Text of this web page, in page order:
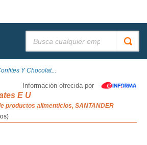
Y Chocolat...
Información ofrecida por
E U
productos alimenticios, SANTANDER